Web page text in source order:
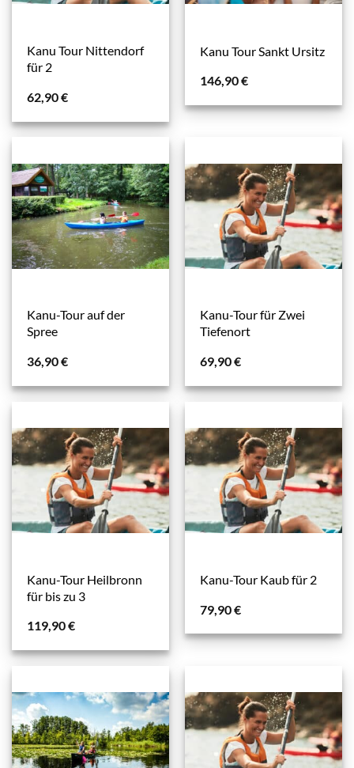
Kanu Tour Nittendorf
für 2
62,90€
Kanu Tour Sankt Ursitz
146,90€
Kanu-Tour auf der
Spree
36,90€
Kanu-Tour für Zwei
Tiefenort
69,90€
Kanu-Tour Heilbronn
für bis zu 3
119,90€
Kanu-Tour Kaub für 2
79,90€